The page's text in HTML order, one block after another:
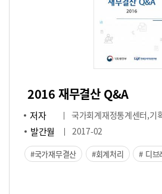
2016 재무결산 Q&A
저자 국가회계재정통계센터,기
발간월 2017-02
국가재무결산 회계처리 디브